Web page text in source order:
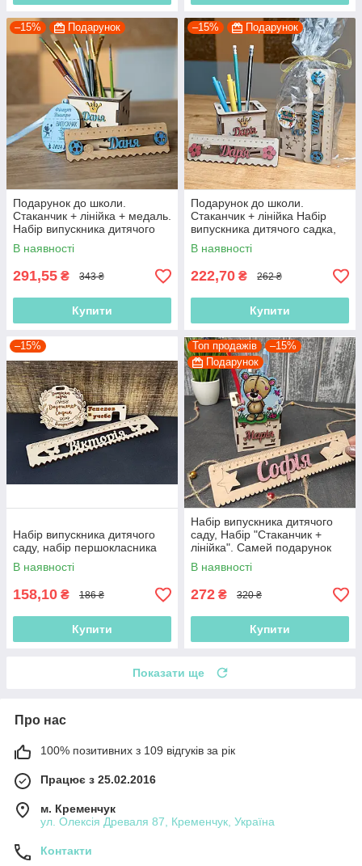
–15% Подарунок
Подарунок до школи.
Стаканчик + лінійка + медаль.
Набір випускника дитячого
садка, Набір першокласника
В наявності
291,55 ₴ 343 ₴
Купити
–15% Подарунок
Подарунок до школи.
Стаканчик + лінійка Набір
випускника дитячого садка,
Набір першокласника
В наявності
222,70 ₴ 262 ₴
Купити
–15%
Набір випускника дитячого
саду, набір першокласника
В наявності
158,10 ₴ 186 ₴
Купити
Топ продажів
–15%
Подарунок
Набір випускника дитячого
саду, Набір "Стаканчик +
лінійка". Самей подарунок
для школяра
В наявності
272 ₴ 320 ₴
Купити
Показати ще
Про нас
100% позитивних з 109 відгуків за рік
Працює з 25.02.2016
м. Кременчук
ул. Олексія Древаля 87, Кременчук, Україна
Контакти